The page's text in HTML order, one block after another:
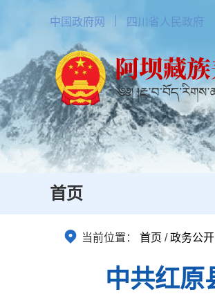
中国政府网 四川省人民政府
首页
当前位置： 首页 /政务公开
中共红原